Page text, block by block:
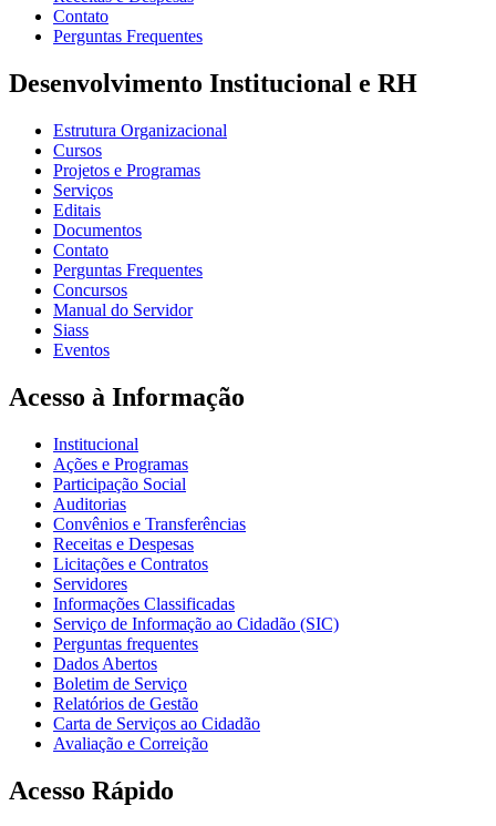
Contato
Perguntas Frequentes
Desenvolvimento Institucional e RH
Estrutura Organizacional
Cursos
Projetos e Programas
Serviços
Editais
Documentos
Contato
Perguntas Frequentes
Concursos
Manual do Servidor
Siass
Eventos
Acesso à Informação
Institucional
Ações e Programas
Participação Social
Auditorias
Convênios e Transferências
Receitas e Despesas
Licitações e Contratos
Servidores
Informações Classificadas
Serviço de Informação ao Cidadão (SIC)
Perguntas frequentes
Dados Abertos
Boletim de Serviço
Relatórios de Gestão
Carta de Serviços ao Cidadão
Avaliação e Correição
Acesso Rápido